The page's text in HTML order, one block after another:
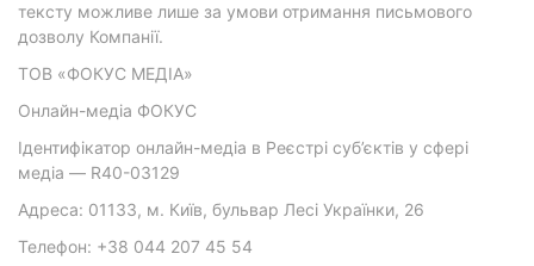
тексту можливе лише за умови отримання письмового
дозволу Компанії.
ТОВ «ФОКУС МЕДІА»
Онлайн-медіа ФОКУС
Ідентифікатор онлайн-медіа в Реєстрі суб’єктів у сфері
медіа — R40-03129
Адреса: 01133, м. Київ, бульвар Лесі Українки, 26
Телефон: +38 044 207 45 54